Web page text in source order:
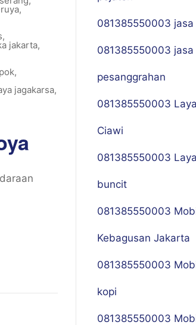
,
,
jakarta,
,
jagakarsa,
081385550003
081385550003
pesanggrahan
081385550003
Ciawi
081385550003
buncit
081385550003
Kebagusan Jakarta
081385550003
kopi
081385550003